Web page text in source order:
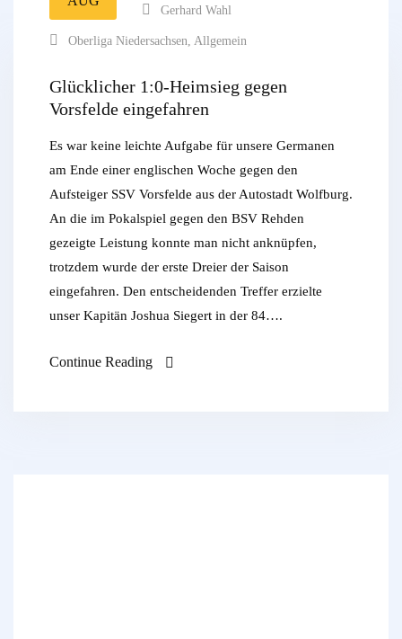
Gerhard Wahl
Oberliga Niedersachsen, Allgemein
Glücklicher 1:0-Heimsieg gegen
Vorsfelde eingefahren
Es war keine leichte Aufgabe für unsere Germanen
am Ende einer englischen Woche gegen den
Aufsteiger SSV Vorsfelde aus der Autostadt Wolfburg.
An die im Pokalspiel gegen den BSV Rehden
gezeigte Leistung konnte man nicht anknüpfen,
trotzdem wurde der erste Dreier der Saison
eingefahren. Den entscheidenden Treffer erzielte
unser Kapitän Joshua Siegert in der 84….
Continue Reading